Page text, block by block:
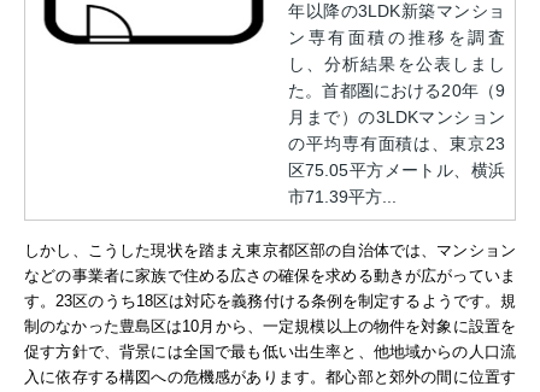
年以降の3LDK新築マンショ
ン専有面積の推移を調査
し、分析結果を公表しまし
た。首都圏における20年（9
月まで）の3LDKマンション
の平均専有面積は、東京23
区75.05平方メートル、横浜
市71.39平方...
しかし、こうした現状を踏まえ東京都区部の自治体では、マンション
などの事業者に家族で住める広さの確保を求める動きが広がっていま
す。23区のうち18区は対応を義務付ける条例を制定するようです。規
制のなかった豊島区は10月から、一定規模以上の物件を対象に設置を
促す方針で、背景には全国で最も低い出生率と、他地域からの人口流
入に依存する構図への危機感があります。都心部と郊外の間に位置す